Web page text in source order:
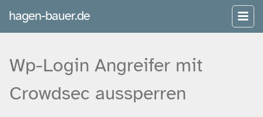
hagen-bauer.de
Wp-Login Angreifer mit
Crowdsec aussperren